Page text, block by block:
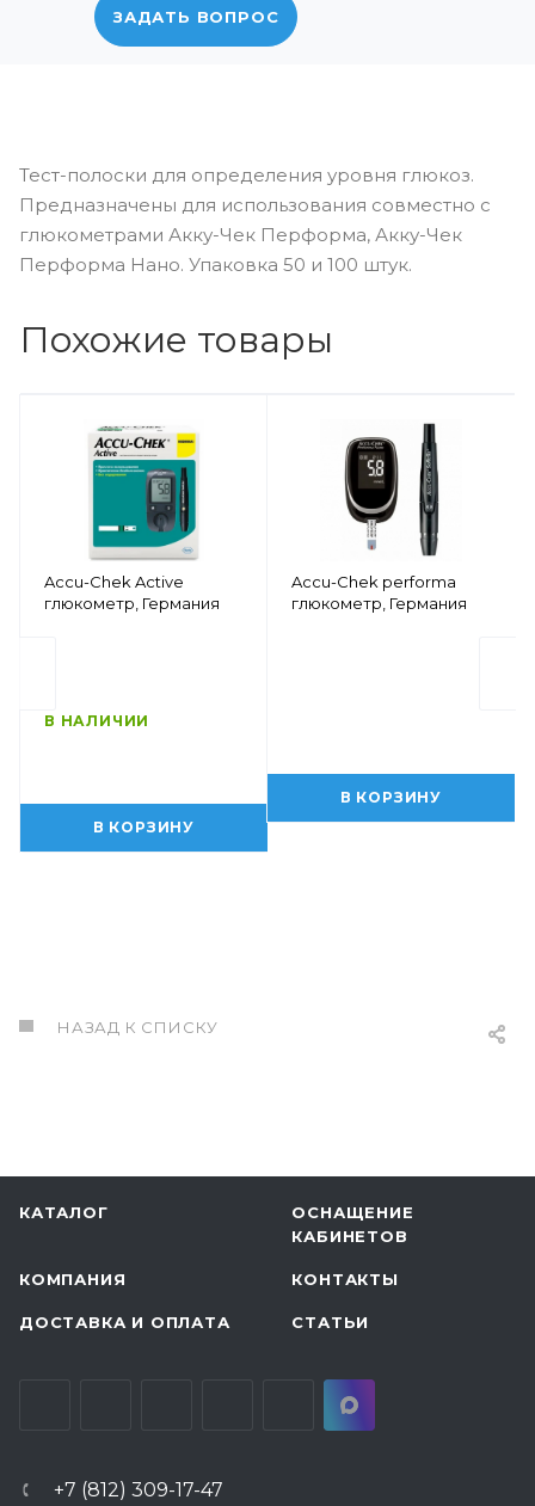
ЗАДАТЬ ВОПРОС
Тест-полоски для определения уровня глюкоз.
Предназначены для использования совместно с
глюкометрами Акку-Чек Перформа, Акку-Чек
Перформа Нано. Упаковка 50 и 100 штук.
Похожие товары
Accu-Chek Active
глюкометр, Германия
В НАЛИЧИИ
В КОРЗИНУ
Accu-Chek performa
глюкометр, Германия
В КОРЗИНУ
НАЗАД К СПИСКУ
КАТАЛОГ
ОСНАЩЕНИЕ
КАБИНЕТОВ
КОМПАНИЯ КОНТАКТЫ
ДОСТАВКА И ОПЛАТА СТАТЬИ
+7 (812) 309-17-47